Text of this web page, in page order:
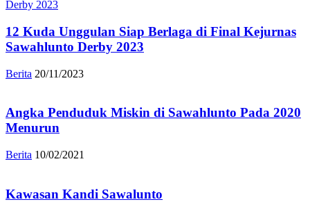
12 Kuda Unggulan Siap Berlaga di Final Kejurnas
Sawahlunto Derby 2023
Berita 20/11/2023
Angka Penduduk Miskin di Sawahlunto Pada 2020
Menurun
Berita 10/02/2021
Kawasan Kandi Sawalunto